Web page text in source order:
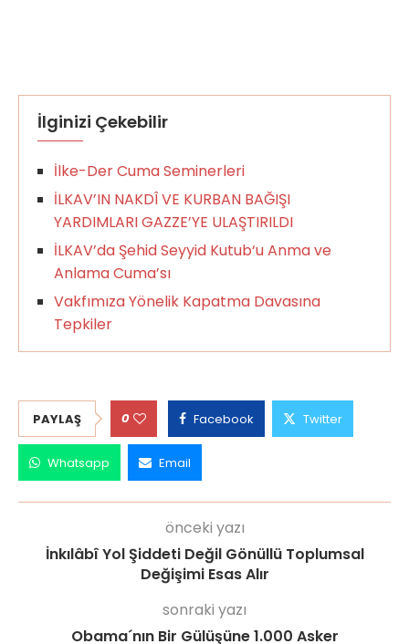
İlginizi Çekebilir
İlke-Der Cuma Seminerleri
İLKAV’IN NAKDÎ VE KURBAN BAĞIŞI
YARDIMLARI GAZZE’YE ULAŞTIRILDI
İLKAV’da Şehid Seyyid Kutub‘u Anma ve
Anlama Cuma’sı
Vakfımıza Yönelik Kapatma Davasına
Tepkiler
PAYLAŞ 0 Facebook Twitter
Whatsapp Email
önceki yazı
İnkılâbî Yol Şiddeti Değil Gönüllü Toplumsal
Değişimi Esas Alır
sonraki yazı
Obama´nın Bir Gülüşüne 1.000 Asker